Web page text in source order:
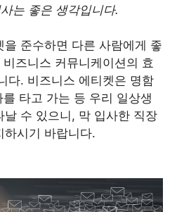
는 좋은 생각입니다.
을 준수하면 다른 사람에게 좋
즈니스 커뮤니케이션의 효
다. 비즈니스 에티켓은 명함
타고 가는 등 우리 일상생
날 수 있으니, 막 입사한 직장
하시기 바랍니다.